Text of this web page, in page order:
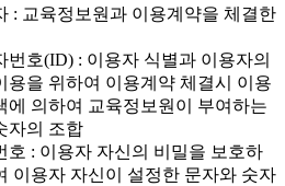
: 교육정보원과 이용계약을 체결한
호(ID) : 이용자 식별과 이용자의
용을 위하여 이용계약 체결시 이용
에 의하여 교육정보원이 부여하는
자의 조합
: 이용자 자신의 비밀을 보호하
이용자 자신이 설정한 문자와 숫자